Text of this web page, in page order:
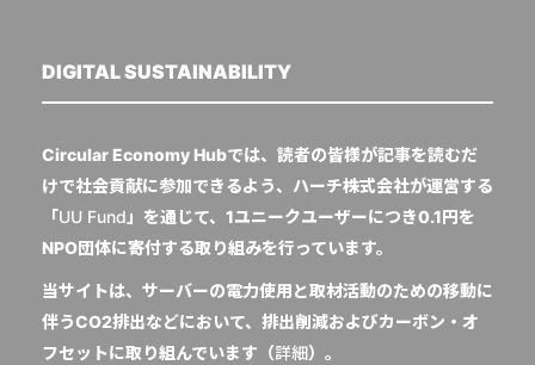
DIGITAL SUSTAINABILITY
Circular Economy Hubでは、読者の皆様が記事を読むだ
けで社会貢献に参加できるよう、ハーチ株式会社が運営する
「UU Fund 」を通じて、1ユニークユーザーにつき0.1円を
NPO団体に寄付する取り組みを行っています。
当サイトは、サーバーの電力使用と取材活動のための移動に
伴うCO2排出などにおいて、排出削減およびカーボン・オ
フセットに取り組んでいます（詳細）。